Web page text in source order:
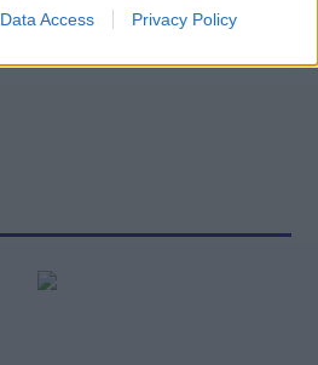
Data Access Privacy Policy